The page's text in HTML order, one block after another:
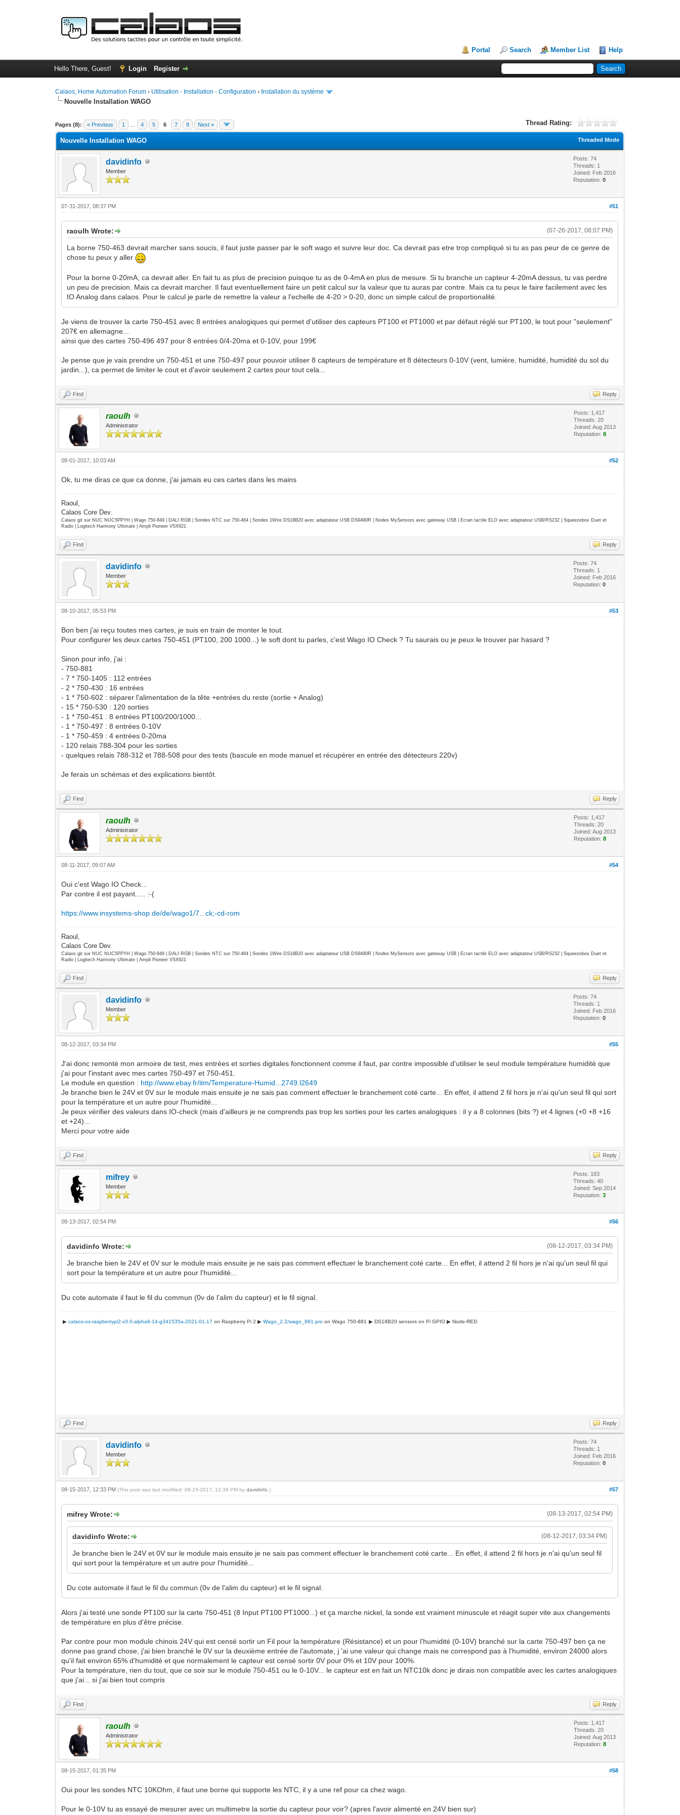
Portal Search Member List Help
Hello There, Guest! Login Register
Calaos, Home Automation Forum › Utilisation - Installation - Configuration › Installation du système
Nouvelle Installation WAGO
Pages (8): « Previous 1 4 5 6 7 8 Next » Thread Rating:
0 Vote(s) - 0 Average
1
2
3
4
5
Threaded Mode
Nouvelle Installation WAGO
davidinfo
Member
Posts: 74
Threads: 1
Joined: Feb 2016
Reputation:0
#51
07-31-2017, 08:37 PM
(07-26-2017, 08:07 PM)
raoulh Wrote:
La borne 750-463 devrait marcher sans soucis, il faut juste passer par le soft wago et suivre leur doc. Ca devrait pas etre trop compliqué si tu as pas peur de ce genre de
chose tu peux y aller
Pour la borne 0-20mA, ca devrait aller. En fait tu as plus de precision puisque tu as de 0-4mA en plus de mesure. Si tu branche un capteur 4-20mA dessus, tu vas perdre
un peu de precision. Mais ca devrait marcher. Il faut eventuellement faire un petit calcul sur la valeur que tu auras par contre. Mais ca tu peux le faire facilement avec les
IO Analog dans calaos. Pour le calcul je parle de remettre la valeur a l'echelle de 4-20 > 0-20, donc un simple calcul de proportionalité.
Je viens de trouver la carte 750-451 avec 8 entrées analogiques qui permet d'utiliser des capteurs PT100 et PT1000 et par défaut réglé sur PT100, le tout pour "seulement"
207€ en allemagne...
ainsi que des cartes 750-496 497 pour 8 entrées 0/4-20ma et 0-10V, pour 199€
Je pense que je vais prendre un 750-451 et une 750-497 pour pouvoir utiliser 8 capteurs de température et 8 détecteurs 0-10V (vent, lumière, humidité, humidité du sol du
jardin...), ca permet de limiter le cout et d'avoir seulement 2 cartes pour tout cela...
Find Reply
raoulh
Administrator
Posts: 1,417
Threads: 20
Joined: Aug 2013
Reputation:8
#52
08-01-2017, 10:03 AM
Ok, tu me diras ce que ca donne, j'ai jamais eu ces cartes dans les mains
Raoul,
Calaos Core Dev.
Calaos git sur NUC NUC5PPYH | Wago 750-849 | DALI RGB | Sondes NTC sur 750-464 | Sondes 1Wire DS18B20 avec adaptateur USB DS9490R | Nodes MySensors avec gateway USB | Ecran tactile ELO avec adaptateur USB/RS232 | Squeezebox Duet et
Radio | Logitech Harmony Ultimate | Ampli Pioneer VSX921
Find Reply
davidinfo
Member
Posts: 74
Threads: 1
Joined: Feb 2016
Reputation:0
#53
08-10-2017, 05:53 PM
Bon ben j'ai reçu toutes mes cartes, je suis en train de monter le tout.
Pour configurer les deux cartes 750-451 (PT100, 200 1000...) le soft dont tu parles, c'est Wago IO Check ? Tu saurais ou je peux le trouver par hasard ?
Sinon pour info, j'ai :
- 750-881
- 7 * 750-1405 : 112 entrées
- 2 * 750-430 : 16 entrées
- 1 * 750-602 : séparer l'alimentation de la tête +entrées du reste (sortie + Analog)
- 15 * 750-530 : 120 sorties
- 1 * 750-451 : 8 entrées PT100/200/1000...
- 1 * 750-497 : 8 entrées 0-10V
- 1 * 750-459 : 4 entrées 0-20ma
- 120 relais 788-304 pour les sorties
- quelques relais 788-312 et 788-508 pour des tests (bascule en mode manuel et récupérer en entrée des détecteurs 220v)
Je ferais un schémas et des explications bientôt.
Find Reply
raoulh
Administrator
Posts: 1,417
Threads: 20
Joined: Aug 2013
Reputation:8
#54
08-11-2017, 09:07 AM
Oui c'est Wago IO Check...
Par contre il est payant..... :-(
https://www.insystems-shop.de/de/wago1/7...ck;-cd-rom
Raoul,
Calaos Core Dev.
Calaos git sur NUC NUC5PPYH | Wago 750-849 | DALI RGB | Sondes NTC sur 750-464 | Sondes 1Wire DS18B20 avec adaptateur USB DS9490R | Nodes MySensors avec gateway USB | Ecran tactile ELO avec adaptateur USB/RS232 | Squeezebox Duet et
Radio | Logitech Harmony Ultimate | Ampli Pioneer VSX921
Find Reply
davidinfo
Member
Posts: 74
Threads: 1
Joined: Feb 2016
Reputation:0
#55
08-12-2017, 03:34 PM
J'ai donc remonté mon armoire de test, mes entrées et sorties digitales fonctionnent comme il faut, par contre impossible d'utiliser le seul module température humidité que
j'ai pour l'instant avec mes cartes 750-497 et 750-451.
Le module en question : http://www.ebay.fr/itm/Temperature-Humid...2749.l2649
Je branche bien le 24V et 0V sur le module mais ensuite je ne sais pas comment effectuer le branchement coté carte... En effet, il attend 2 fil hors je n'ai qu'un seul fil qui sort
pour la température et un autre pour l'humidité...
Je peux vérifier des valeurs dans IO-check (mais d'ailleurs je ne comprends pas trop les sorties pour les cartes analogiques : il y a 8 colonnes (bits ?) et 4 lignes (+0 +8 +16
et +24)...
Merci pour votre aide
Find Reply
mifrey
Member
Posts: 183
Threads: 40
Joined: Sep 2014
Reputation:3
#56
08-13-2017, 02:54 PM
(08-12-2017, 03:34 PM)
davidinfo Wrote:
Je branche bien le 24V et 0V sur le module mais ensuite je ne sais pas comment effectuer le branchement coté carte... En effet, il attend 2 fil hors je n'ai qu'un seul fil qui
sort pour la température et un autre pour l'humidité...
Du cote automate il faut le fil du commun (0v de l'alim du capteur) et le fil signal.
▶ calaos-os-raspberrypi2-v3.0-alpha6-14-g341535a-2021-01-17 on Raspberry Pi 2 ▶Wago_2.2/wago_881.pro on Wago 750-881 ▶ DS18B20 sensors on Pi GPIO▶ Node-RED
Find Reply
davidinfo
Member
Posts: 74
Threads: 1
Joined: Feb 2016
Reputation:0
#57
08-15-2017, 12:33 PM(This post was last modified: 08-15-2017, 12:39 PM bydavidinfo .)
(08-13-2017, 02:54 PM)
mifrey Wrote:
(08-12-2017, 03:34 PM)
davidinfo Wrote:
Je branche bien le 24V et 0V sur le module mais ensuite je ne sais pas comment effectuer le branchement coté carte... En effet, il attend 2 fil hors je n'ai qu'un seul fil
qui sort pour la température et un autre pour l'humidité...
Du cote automate il faut le fil du commun (0v de l'alim du capteur) et le fil signal.
Alors j'ai testé une sonde PT100 sur la carte 750-451 (8 Input PT100 PT1000...) et ça marche nickel, la sonde est vraiment minuscule et réagit super vite aux changements
de température en plus d'être précise.
Par contre pour mon module chinois 24V qui est censé sortir un Fil pour la température (Résistance) et un pour l'humidité (0-10V) branché sur la carte 750-497 ben ça ne
donne pas grand chose, j'ai bien branché le 0V sur la deuxième entrée de l'automate, j 'ai une valeur qui change mais ne correspond pas à l'humidité, environ 24000 alors
qu'il fait environ 65% d'humidité et que normalement le capteur est censé sortir 0V pour 0% et 10V pour 100%.
Pour la température, rien du tout, que ce soir sur le module 750-451 ou le 0-10V... le capteur est en fait un NTC10k donc je dirais non compatible avec les cartes analogiques
que j'ai... si j'ai bien tout compris
Find Reply
raoulh
Administrator
Posts: 1,417
Threads: 20
Joined: Aug 2013
Reputation:8
#58
08-15-2017, 01:35 PM
Oui pour les sondes NTC 10KOhm, il faut une borne qui supporte les NTC, il y a une ref pour ca chez wago.
Pour le 0-10V tu as essayé de mesurer avec un multimetre la sortie du capteur pour voir? (apres l'avoir alimenté en 24V bien sur)